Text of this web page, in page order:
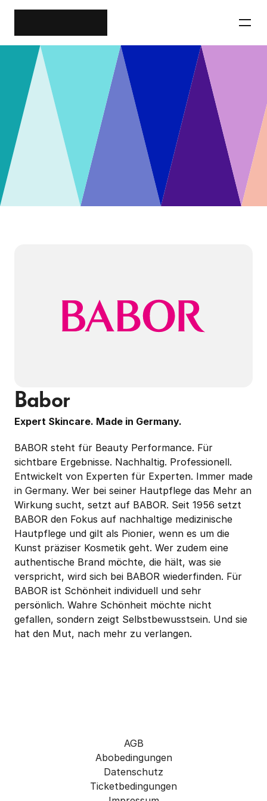
Babor
Expert Skincare. Made in Germany.
BABOR steht für Beauty Performance. Für
sichtbare Ergebnisse. Nachhaltig. Professionell.
Entwickelt von Experten für Experten. Immer made
in Germany. Wer bei seiner Hautpflege das Mehr an
Wirkung sucht, setzt auf BABOR. Seit 1956 setzt
BABOR den Fokus auf nachhaltige medizinische
Hautpflege und gilt als Pionier, wenn es um die
Kunst präziser Kosmetik geht. Wer zudem eine
authentische Brand möchte, die hält, was sie
verspricht, wird sich bei BABOR wiederfinden. Für
BABOR ist Schönheit individuell und sehr
persönlich. Wahre Schönheit möchte nicht
gefallen, sondern zeigt Selbstbewusstsein. Und sie
hat den Mut, nach mehr zu verlangen.
AGB
Abobedingungen
Datenschutz
Ticketbedingungen